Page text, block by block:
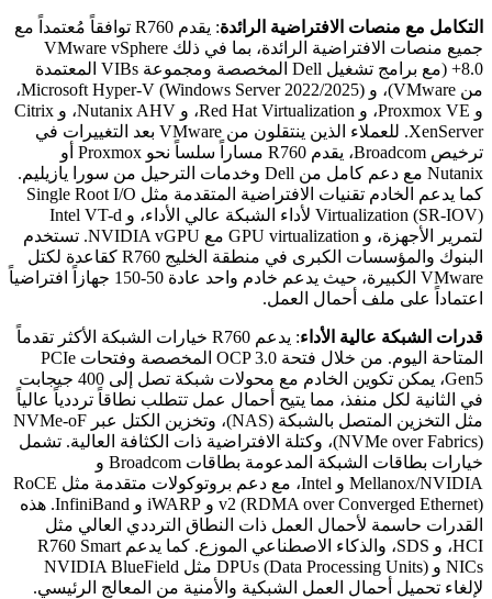
التكامل مع منصات الافتراضية الرائدة
: يقدم R760 توافقاً مُعتمداً مع
جميع منصات الافتراضية الرائدة، بما في ذلك VMware vSphere
8.0+ (مع برامج تشغيل Dell المخصصة ومجموعة VIBs المعتمدة
من VMware)، و Microsoft Hyper-V (Windows Server 2022/2025)،
و Proxmox VE، و Red Hat Virtualization، و Nutanix AHV، و Citrix
XenServer. للعملاء الذين ينتقلون من VMware بعد التغييرات في
ترخيص Broadcom، يقدم R760 مساراً سلساً نحو Proxmox أو
Nutanix مع دعم كامل من Dell وخدمات الترحيل من سورا يازيليم.
كما يدعم الخادم تقنيات الافتراضية المتقدمة مثل Single Root I/O
Virtualization (SR-IOV) لأداء الشبكة عالي الأداء، و Intel VT-d
لتمرير الأجهزة، و GPU virtualization مع NVIDIA vGPU. تستخدم
البنوك والمؤسسات الكبرى في منطقة الخليج R760 كقاعدة لكتل
VMware الكبيرة، حيث يدعم خادم واحد عادة 50-150 جهازاً افتراضياً
اعتماداً على ملف أحمال العمل.
قدرات الشبكة عالية الأداء
: يدعم R760 خيارات الشبكة الأكثر تقدماً
المتاحة اليوم. من خلال فتحة OCP 3.0 المخصصة وفتحات PCIe
Gen5، يمكن تكوين الخادم مع محولات شبكة تصل إلى 400 جيجابت
في الثانية لكل منفذ، مما يتيح أحمال عمل تتطلب نطاقاً ترددياً عالياً
مثل التخزين المتصل بالشبكة (NAS)، وتخزين الكتل عبر NVMe-oF
(NVMe over Fabrics)، وكتلة الافتراضية ذات الكثافة العالية. تشمل
خيارات بطاقات الشبكة المدعومة بطاقات Broadcom و
Mellanox/NVIDIA و Intel، مع دعم بروتوكولات متقدمة مثل RoCE
v2 (RDMA over Converged Ethernet) و iWARP و InfiniBand. هذه
القدرات حاسمة لأحمال العمل ذات النطاق الترددي العالي مثل
HCI، و SDS، والذكاء الاصطناعي الموزع. كما يدعم R760 Smart
NICs و DPUs (Data Processing Units) مثل NVIDIA BlueField
لإلغاء تحميل أحمال العمل الشبكية والأمنية من المعالج الرئيسي.